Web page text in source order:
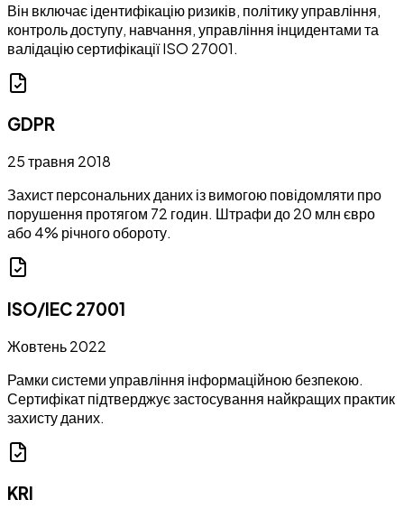
Він включає ідентифікацію ризиків, політику управління,
контроль доступу, навчання, управління інцидентами та
валідацію сертифікації ISO 27001.
GDPR
25 травня 2018
Захист персональних даних із вимогою повідомляти про
порушення протягом 72 годин. Штрафи до 20 млн євро
або 4% річного обороту.
ISO/IEC 27001
Жовтень 2022
Рамки системи управління інформаційною безпекою.
Сертифікат підтверджує застосування найкращих практик
захисту даних.
KRI